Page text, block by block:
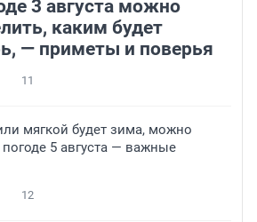
3 августа можно
каким будет
— приметы и поверья
11
мягкой будет зима, можно
погоде 5 августа — важные
12